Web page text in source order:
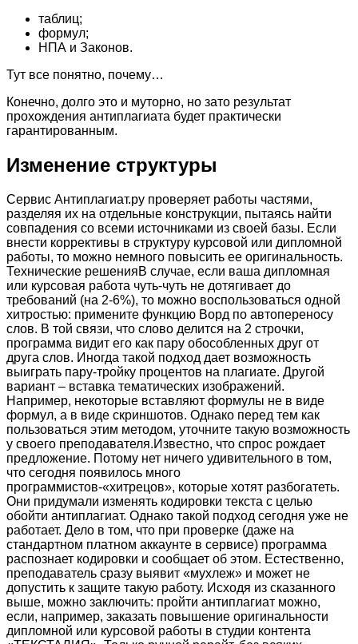
таблиц;
формул;
НПА и Законов.
Тут все понятно, почему…
Конечно, долго это и муторно, но зато результат
прохождения антиплагиата будет практически
гарантированным.
Изменение структуры
Сервис Антиплагиат.ру проверяет работы частями,
разделяя их на отдельные конструкции, пытаясь найти
совпадения со всеми источниками из своей базы. Если
внести коррективы в структуру курсовой или дипломной
работы, то можно немного повысить ее оригинальность.
Технические решенияВ случае, если ваша дипломная
или курсовая работа чуть-чуть не дотягивает до
требований (на 2-6%), то можно воспользоваться одной
хитростью: примените функцию Ворд по автопереносу
слов. В той связи, что слово делится на 2 строчки,
программа видит его как пару обособленных друг от
друга слов. Иногда такой подход дает возможность
выиграть пару-тройку процентов на плагиате. Другой
вариант – вставка тематических изображений.
Например, некоторые вставляют формулы не в виде
формул, а в виде скриншотов. Однако перед тем как
пользоваться этим методом, уточните такую возможность
у своего преподавателя.Известно, что спрос рождает
предложение. Потому нет ничего удивительного в том,
что сегодня появилось много
программистов-«хитрецов», которые хотят разбогатеть.
Они придумали изменять кодировки текста с целью
обойти антиплагиат. Однако такой подход сегодня уже не
работает. Дело в том, что при проверке (даже на
стандартном платном аккаунте в сервисе) программа
распознает кодировки и сообщает об этом. Естественно,
преподаватель сразу выявит «мухлеж» и может не
допустить к защите такую работу. Исходя из сказанного
выше, можно заключить: пройти антиплагиат можно,
если, например, заказать повышение оригинальности
дипломной или курсовой работы в студии контента